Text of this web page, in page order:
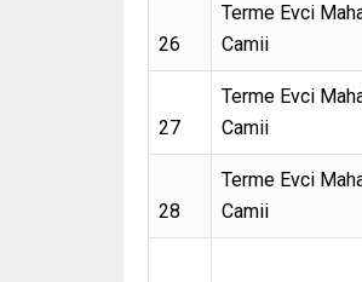
26
Terme Evci
Camii
27
Terme Evci
Camii
28
Terme Evci
Camii